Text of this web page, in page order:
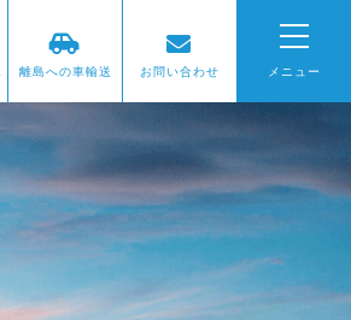
離島への車輸送 お問い合わせ メニュー